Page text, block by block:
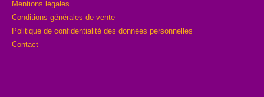
Mentions légales
Conditions générales de vente
Politique de confidentialité des données personnelles
Contact